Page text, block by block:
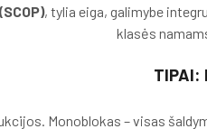
, tylia eiga, galimybe
klasės
TIPAI:
Monoblokas – visas